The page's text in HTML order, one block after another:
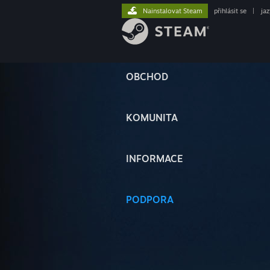
OBCHOD
KOMUNITA
INFORMACE
PODPORA
Nainstalovat Steam přihlásit se